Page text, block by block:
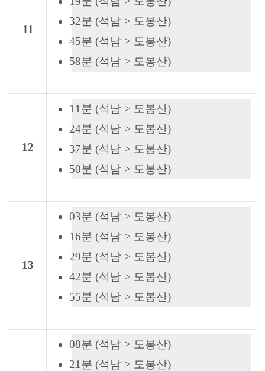
11
32분 (석남 > 도봉산)
45분 (석남 > 도봉산)
58분 (석남 > 도봉산)
12
11분 (석남 > 도봉산)
24분 (석남 > 도봉산)
37분 (석남 > 도봉산)
50분 (석남 > 도봉산)
13
03분 (석남 > 도봉산)
16분 (석남 > 도봉산)
29분 (석남 > 도봉산)
42분 (석남 > 도봉산)
55분 (석남 > 도봉산)
08분 (석남 > 도봉산)
21분 (석남 > 도봉산)